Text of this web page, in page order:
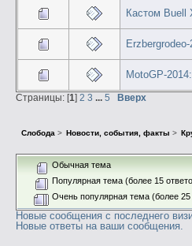
Кастом Buell
MotoGP-
Страницы: [1] 2 3 ...5 Вверх
Слобода> Новости, события, факты >
Обычная тема
Популярная тема (более 15
Очень популярная тема (более 25
Новые сообщения с последнего
Новые ответы на ваши сообщения.